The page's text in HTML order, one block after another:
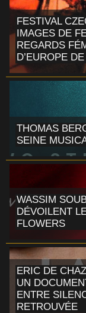
FESTIVAL
IMAGES DE
REGARDS
D’EUROPE DE
THOMAS
SEINE
WASSIM
DÉVOILENT
FLOWERS
ERIC DE
UN
ENTRE
RETROUVÉE